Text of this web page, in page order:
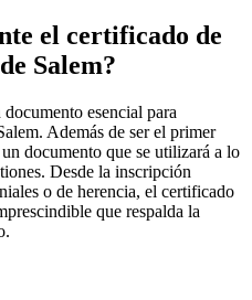
el certificado de
Salem?
esencial para
. Además de ser el primer
documento que se utilizará a lo
Desde la inscripción
o de herencia, el certificado
que respalda la